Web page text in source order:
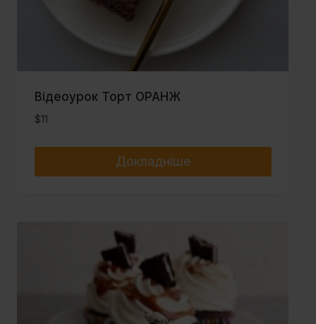
Відеоурок Торт ОРАНЖ
$11
Докладніше